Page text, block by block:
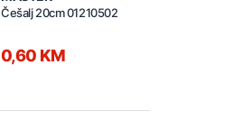
Češalj 20cm 01210502
0,60 KM